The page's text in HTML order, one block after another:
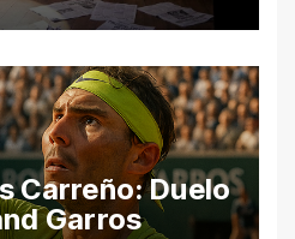
Carreño: Duelo
Garros